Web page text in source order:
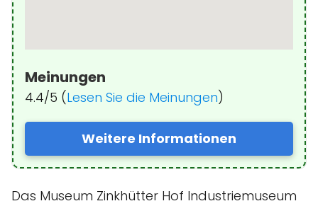
Meinungen
4.4/5 (Lesen Sie die Meinungen)
Weitere Informationen
Das Museum Zinkhütter Hof Industriemuseum